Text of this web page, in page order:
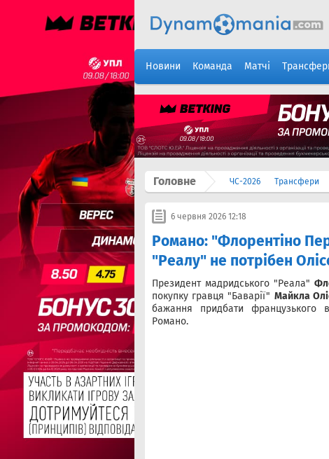
Новини Команда Матчі
Головне ЧС-2026 Трансфери
6 червня 2026 12:18
Романо: "Флорентіно
"Реалу" не потрібен
Президент мадридського "Реала"
покупку гравця "Баварії" Майкла
бажання придбати французького
Романо.